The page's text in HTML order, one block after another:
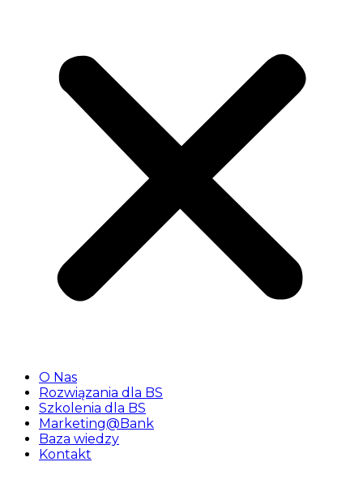
O Nas
Rozwiązania dla BS
Szkolenia dla BS
Marketing@Bank
Baza wiedzy
Kontakt